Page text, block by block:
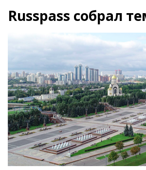
Russpass собрал